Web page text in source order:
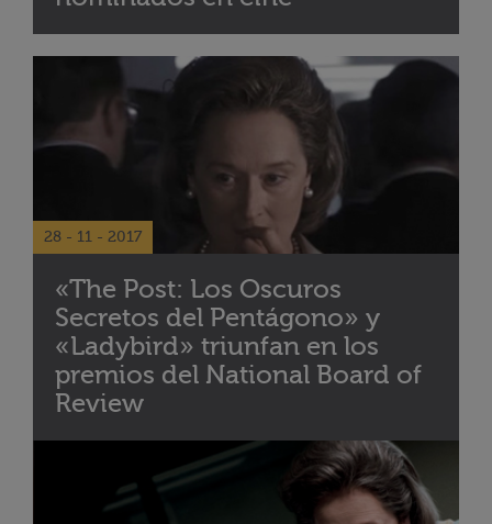
28 - 11 - 2017
«The Post: Los Oscuros
Secretos del Pentágono» y
«Ladybird» triunfan en los
premios del National Board of
Review